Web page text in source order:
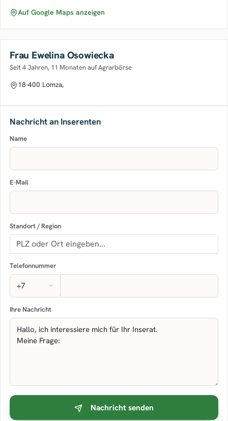
Auf Google Maps anzeigen
Frau Ewelina Osowiecka
Seit 4 Jahren, 11 Monaten auf Agrarbörse
18-400 Lomza,
Nachricht an Inserenten
Name
E-Mail
Standort / Region
Telefonnummer
Ihre Nachricht
Nachricht senden